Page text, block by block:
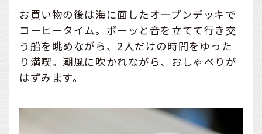
お買い物の後は海に面したオープンデッキで
コーヒータイム。ポーッと音を立てて行き交
う船を眺めながら、2人だけの時間をゆった
り満喫。潮風に吹かれながら、おしゃべりが
はずみます。